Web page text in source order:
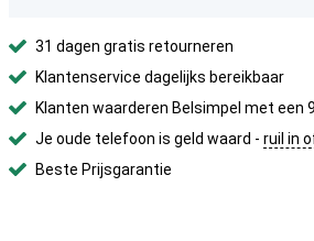
31 dagen gratis retourneren
Klantenservice dagelijks bereikbaar
Klanten waarderen Belsimpel met een
Je oude telefoon is geld waard - ruil in
Beste Prijsgarantie